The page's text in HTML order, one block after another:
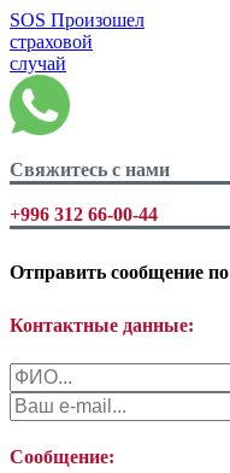
SOS Произошел
страховой
случай
Свяжитесь с нами
+996 312 66-00-44
Отправить сообщение по
Контактные данные:
Сообщение: